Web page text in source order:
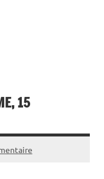
15